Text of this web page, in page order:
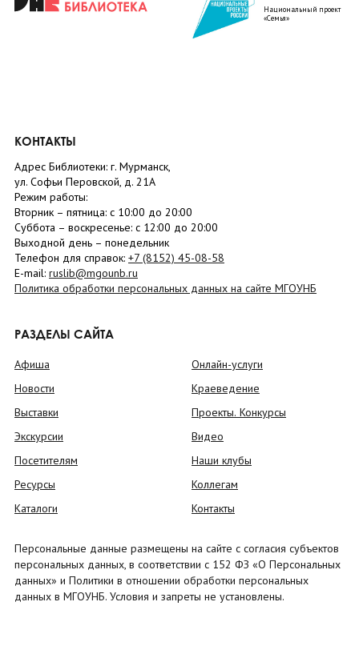
Национальный проект
«Семья»
КОНТАКТЫ
Адрес Библиотеки: г. Мурманск,
ул. Софьи Перовской, д. 21А
Режим работы:
Вторник – пятница: с 10:00 до 20:00
Суббота – воскресенье: c 12:00 до 20:00
Выходной день – понедельник
Телефон для справок: +7 (8152) 45-08-58
E-mail: ruslib@mgounb.ru
Политика обработки персональных данных на сайте МГОУНБ
РАЗДЕЛЫ САЙТА
Афиша
Новости
Выставки
Экскурсии
Посетителям
Ресурсы
Каталоги
Онлайн-услуги
Краеведение
Проекты. Конкурсы
Видео
Наши клубы
Коллегам
Контакты
Персональные данные размещены на сайте с согласия субъектов
персональных данных, в соответствии с 152 ФЗ «О Персональных
данных» и Политики в отношении обработки персональных
данных в МГОУНБ. Условия и запреты не установлены.